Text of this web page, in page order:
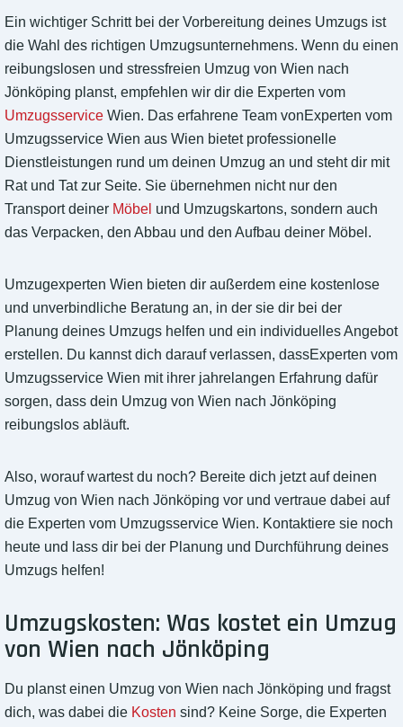
Ein wichtiger Schritt bei der Vorbereitung deines Umzugs ist
die Wahl des richtigen Umzugsunternehmens. Wenn du einen
reibungslosen und stressfreien Umzug von Wien nach
Jönköping planst, empfehlen wir dir die Experten vom
Umzugsservice Wien. Das erfahrene Team vonExperten vom
Umzugsservice Wien aus Wien bietet professionelle
Dienstleistungen rund um deinen Umzug an und steht dir mit
Rat und Tat zur Seite. Sie übernehmen nicht nur den
Transport deiner Möbel und Umzugskartons, sondern auch
das Verpacken, den Abbau und den Aufbau deiner Möbel.
Umzugexperten Wien bieten dir außerdem eine kostenlose
und unverbindliche Beratung an, in der sie dir bei der
Planung deines Umzugs helfen und ein individuelles Angebot
erstellen. Du kannst dich darauf verlassen, dassExperten vom
Umzugsservice Wien mit ihrer jahrelangen Erfahrung dafür
sorgen, dass dein Umzug von Wien nach Jönköping
reibungslos abläuft.
Also, worauf wartest du noch? Bereite dich jetzt auf deinen
Umzug von Wien nach Jönköping vor und vertraue dabei auf
die Experten vom Umzugsservice Wien. Kontaktiere sie noch
heute und lass dir bei der Planung und Durchführung deines
Umzugs helfen!
Umzugskosten: Was kostet ein Umzug
von Wien nach Jönköping
Du planst einen Umzug von Wien nach Jönköping und fragst
dich, was dabei die Kosten sind? Keine Sorge, die Experten